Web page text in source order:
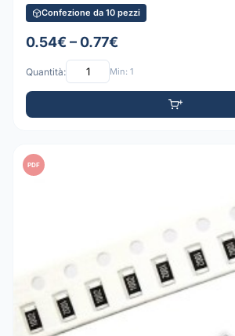
Confezione da 10 pezzi
0.54€ – 0.77€
Quantità: Min: 1
PDF